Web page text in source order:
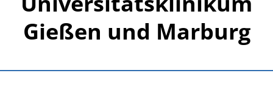
Gießen und Marburg